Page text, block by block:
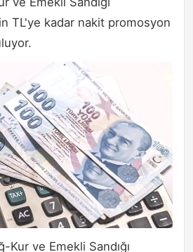
TL'ye kadar nakit promosyon
Kur ve Emekli Sandığı